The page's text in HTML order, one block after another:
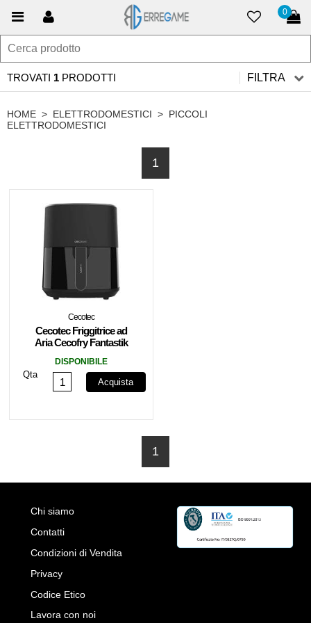
0
TROVATI 1 PRODOTTI FILTRA
HOME > ELETTRODOMESTICI > PICCOLI
ELETTRODOMESTICI
1
Cecotec
Cecotec Friggitrice ad
Aria Cecofry Fantastik
DISPONIBILE
Qta
Acquista
1
Chi siamo
Contatti
Condizioni di Vendita
Privacy
Codice Etico
Lavora con noi